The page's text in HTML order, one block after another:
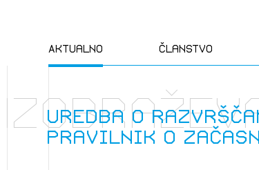
Aktualno Članstvo
Novice
Natečaji
Člani ZAPS
Kandidati za
Uredba o
Pravilnik o